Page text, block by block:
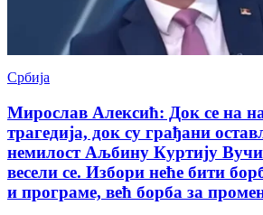
Србија
Мирослав Алексић: Док се на
трагедија, док су грађани
немилост Аљбину Куртију
весели се. Избори неће бити
и програме, већ борба за